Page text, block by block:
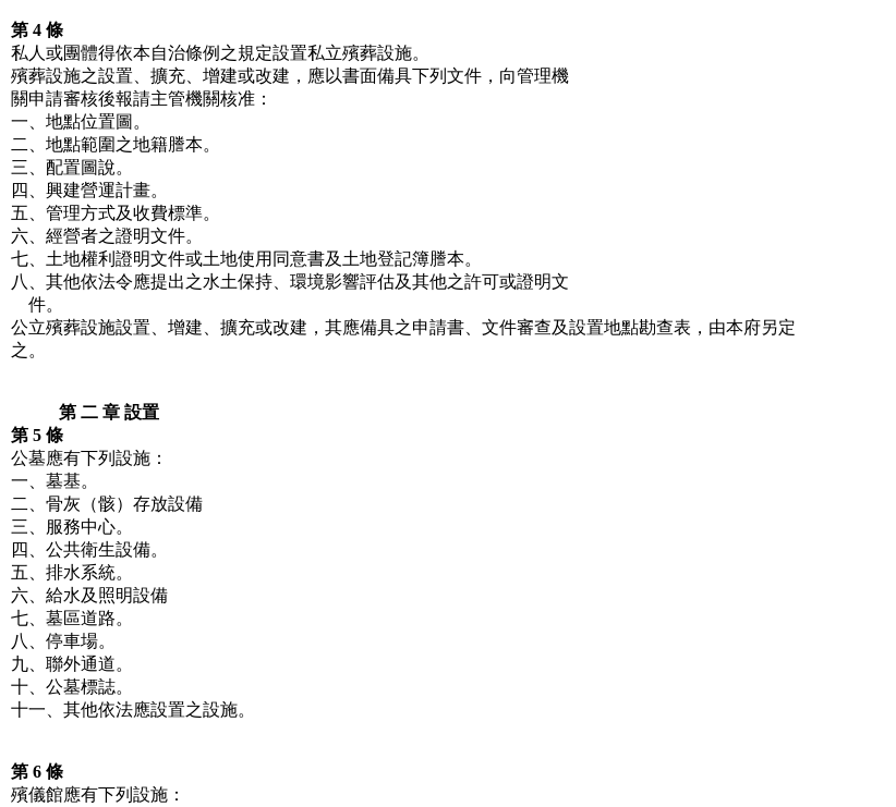
第 4 條
私人或團體得依本自治條例之規定設置私立殯葬設施。
殯葬設施之設置、擴充、增建或改建，應以書面備具下列文件，向管理機
關申請審核後報請主管機關核准：
一、地點位置圖。
二、地點範圍之地籍謄本。
三、配置圖說。
四、興建營運計畫。
五、管理方式及收費標準。
六、經營者之證明文件。
七、土地權利證明文件或土地使用同意書及土地登記簿謄本。
八、其他依法令應提出之水土保持、環境影響評估及其他之許可或證明文
件。
公立殯葬設施設置、增建、擴充或改建，其應備具之申請書、文件審查及設置地點勘查表，由本府另定
之。
第 二 章 設置
第 5 條
公墓應有下列設施：
一、墓基。
二、骨灰（骸）存放設備
三、服務中心。
四、公共衛生設備。
五、排水系統。
六、給水及照明設備
七、墓區道路。
八、停車場。
九、聯外通道。
十、公墓標誌。
十一、其他依法應設置之設施。
第 6 條
殯儀館應有下列設施：